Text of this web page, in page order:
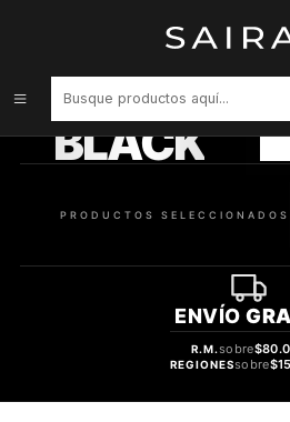
Perfume Fragrance World Terro Pura
BLACK
PRODUCTOS SELECCIONADOS
ENVÍO
R.M.sobre
REGIONESsobre